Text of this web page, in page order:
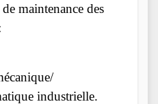
maintenance des
industrielle.